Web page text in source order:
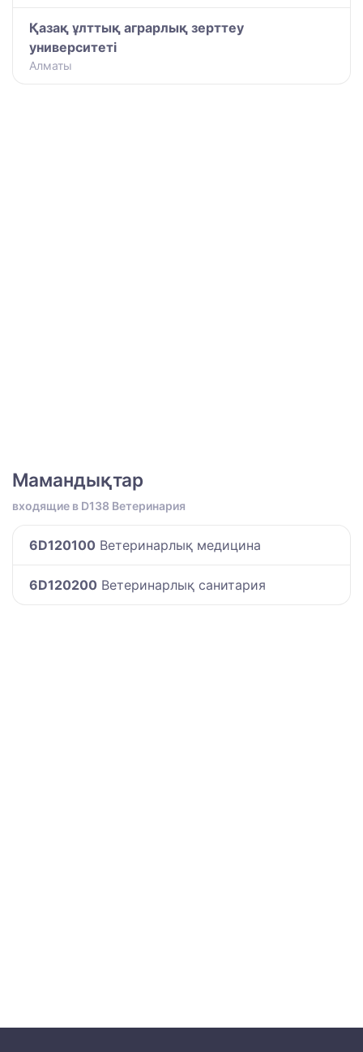
Қазақ ұлттық аграрлық зерттеу
университеті
Алматы
Мамандықтар
входящие в D138 Ветеринария
6D120100 Ветеринарлық медицина
6D120200 Ветеринарлық санитария